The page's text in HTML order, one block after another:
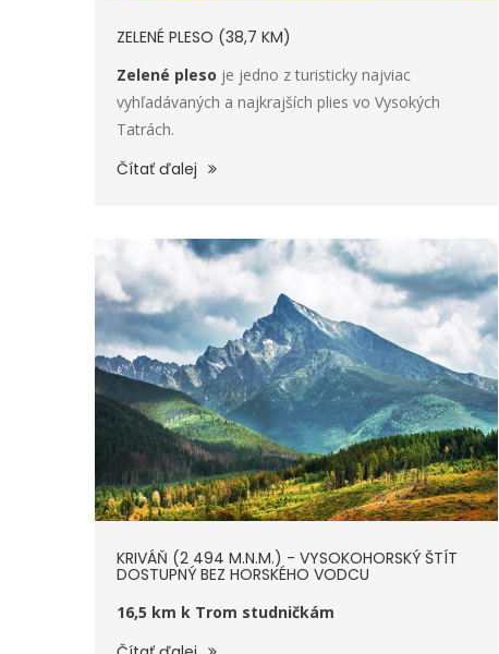
ZELENÉ PLESO (38,7 KM)
Zelené pleso je jedno z turisticky najviac
vyhľadávaných a najkrajších plies vo Vysokých
Tatrách.
Čítať ďalej
KRIVÁŇ (2 494 M.N.M.) - VYSOKOHORSKÝ ŠTÍT
DOSTUPNÝ BEZ HORSKÉHO VODCU
16,5 km k Trom studničkám